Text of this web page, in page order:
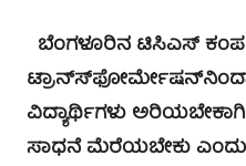
ಬೆಂಗಳೂರಿನ ಟಿಸಿಎಸ್
ಟ್ರಾನ್ಸ್‍ಫೋರ್ಮೇಷನ್‍ನಿಂದಾಗಿ
ವಿದ್ಯಾರ್ಥಿಗಳು
ಸಾಧನೆ ಮೆರೆಯಬೇಕು